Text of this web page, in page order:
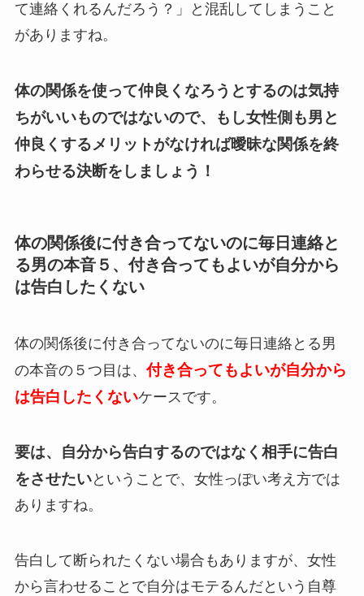
て連絡くれるんだろう？」と混乱してしまうこと
がありますね。
体の関係を使って仲良くなろうとするのは気持
ちがいいものではないので、もし女性側も男と
仲良くするメリットがなければ曖昧な関係を終
わらせる決断をしましょう！
体の関係後に付き合ってないのに毎日連絡と
る男の本音５、付き合ってもよいが自分から
は告白したくない
体の関係後に付き合ってないのに毎日連絡とる男
の本音の５つ目は、 付き合ってもよいが自分から
は告白したくないケースです。
要は、自分から告白するのではなく相手に告白
をさせたいということで、女性っぽい考え方では
ありますね。
告白して断られたくない場合もありますが、女性
から言わせることで自分はモテるんだという自尊